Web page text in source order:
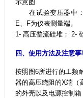
示意图
在试验变压器中：
E、F为仪表测量端。
1- 高压整流硅堆； 2-
四、使用方法及注意事
按照图6所进行的工频
器的高压绕阻的X端（
的外壳以及电源控制箱